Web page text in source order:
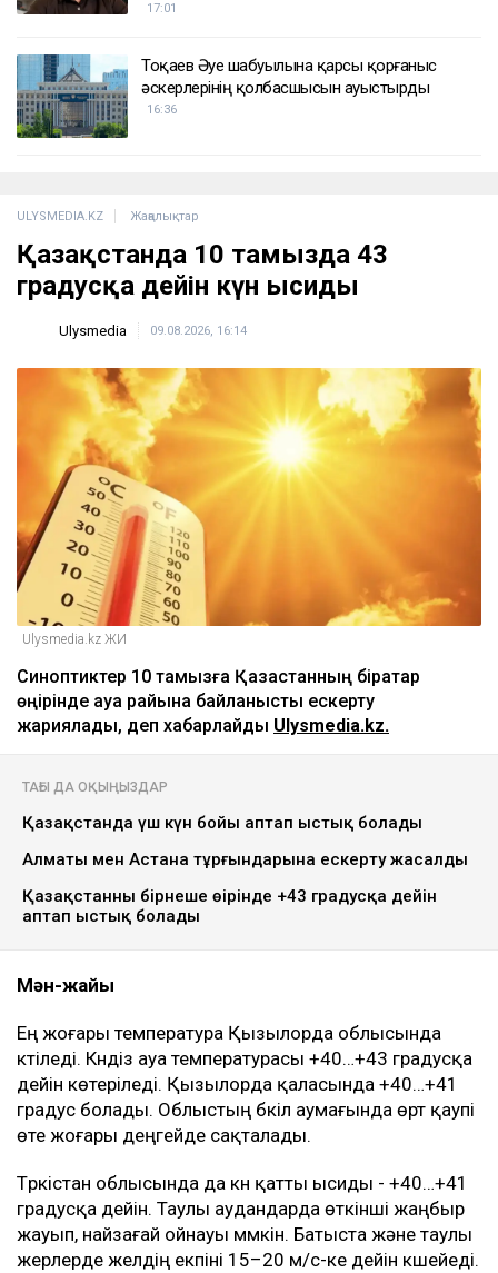
17:01
Тоқаев Әуе шабуылына қарсы қорғаныс
әскерлерінің қолбасшысын ауыстырды
16:36
ULYSMEDIA.KZ Жаңалықтар
Қазақстанда 10 тамызда 43
градусқа дейін күн ысиды
Ulysmedia 09.08.2026, 16:14
Ulysmedia.kz ЖИ
Синоптиктер 10 тамызға Қазақстанның бірқатар
өңірінде ауа райына байланысты ескерту
жариялады, деп хабарлайды Ulysmedia.kz.
ТАҒЫ ДА ОҚЫҢЫЗДАР
Қазақстанда үш күн бойы аптап ыстық болады
Алматы мен Астана тұрғындарына ескерту жасалды
Қазақстанның бірнеше өңірінде +43 градусқа дейін
аптап ыстық болады
Мән-жайы
Ең жоғары температура Қызылорда облысында
күтіледі. Күндіз ауа температурасы +40…+43 градусқа
дейін көтеріледі. Қызылорда қаласында +40…+41
градус болады. Облыстың бүкіл аумағында өрт қаупі
өте жоғары деңгейде сақталады.
Түркістан облысында да күн қатты ысиды - +40…+41
градусқа дейін. Таулы аудандарда өткінші жаңбыр
жауып, найзағай ойнауы мүмкін. Батыста және таулы
жерлерде желдің екпіні 15–20 м/с-ке дейін күшейеді.